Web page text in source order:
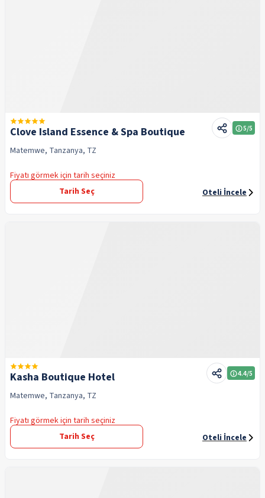
Clove Island Essence & Spa Boutique 5/5
Matemwe, Tanzanya, TZ
Fiyatı görmek için tarih seçiniz
Tarih Seç
Oteli İncele
Kasha Boutique Hotel 4.4/5
Matemwe, Tanzanya, TZ
Fiyatı görmek için tarih seçiniz
Tarih Seç
Oteli İncele